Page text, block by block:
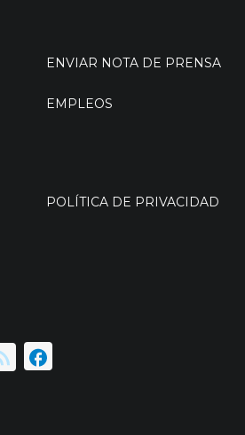
ENVIAR NOTA DE PRENSA
EMPLEOS
POLÍTICA DE PRIVACIDAD